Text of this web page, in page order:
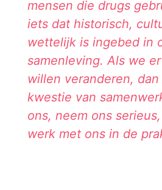
mensen die drugs
iets dat historisch,
wettelijk is ingebed in
samenleving. Als we
willen veranderen,
kwestie van
ons, neem ons
werk met ons in de